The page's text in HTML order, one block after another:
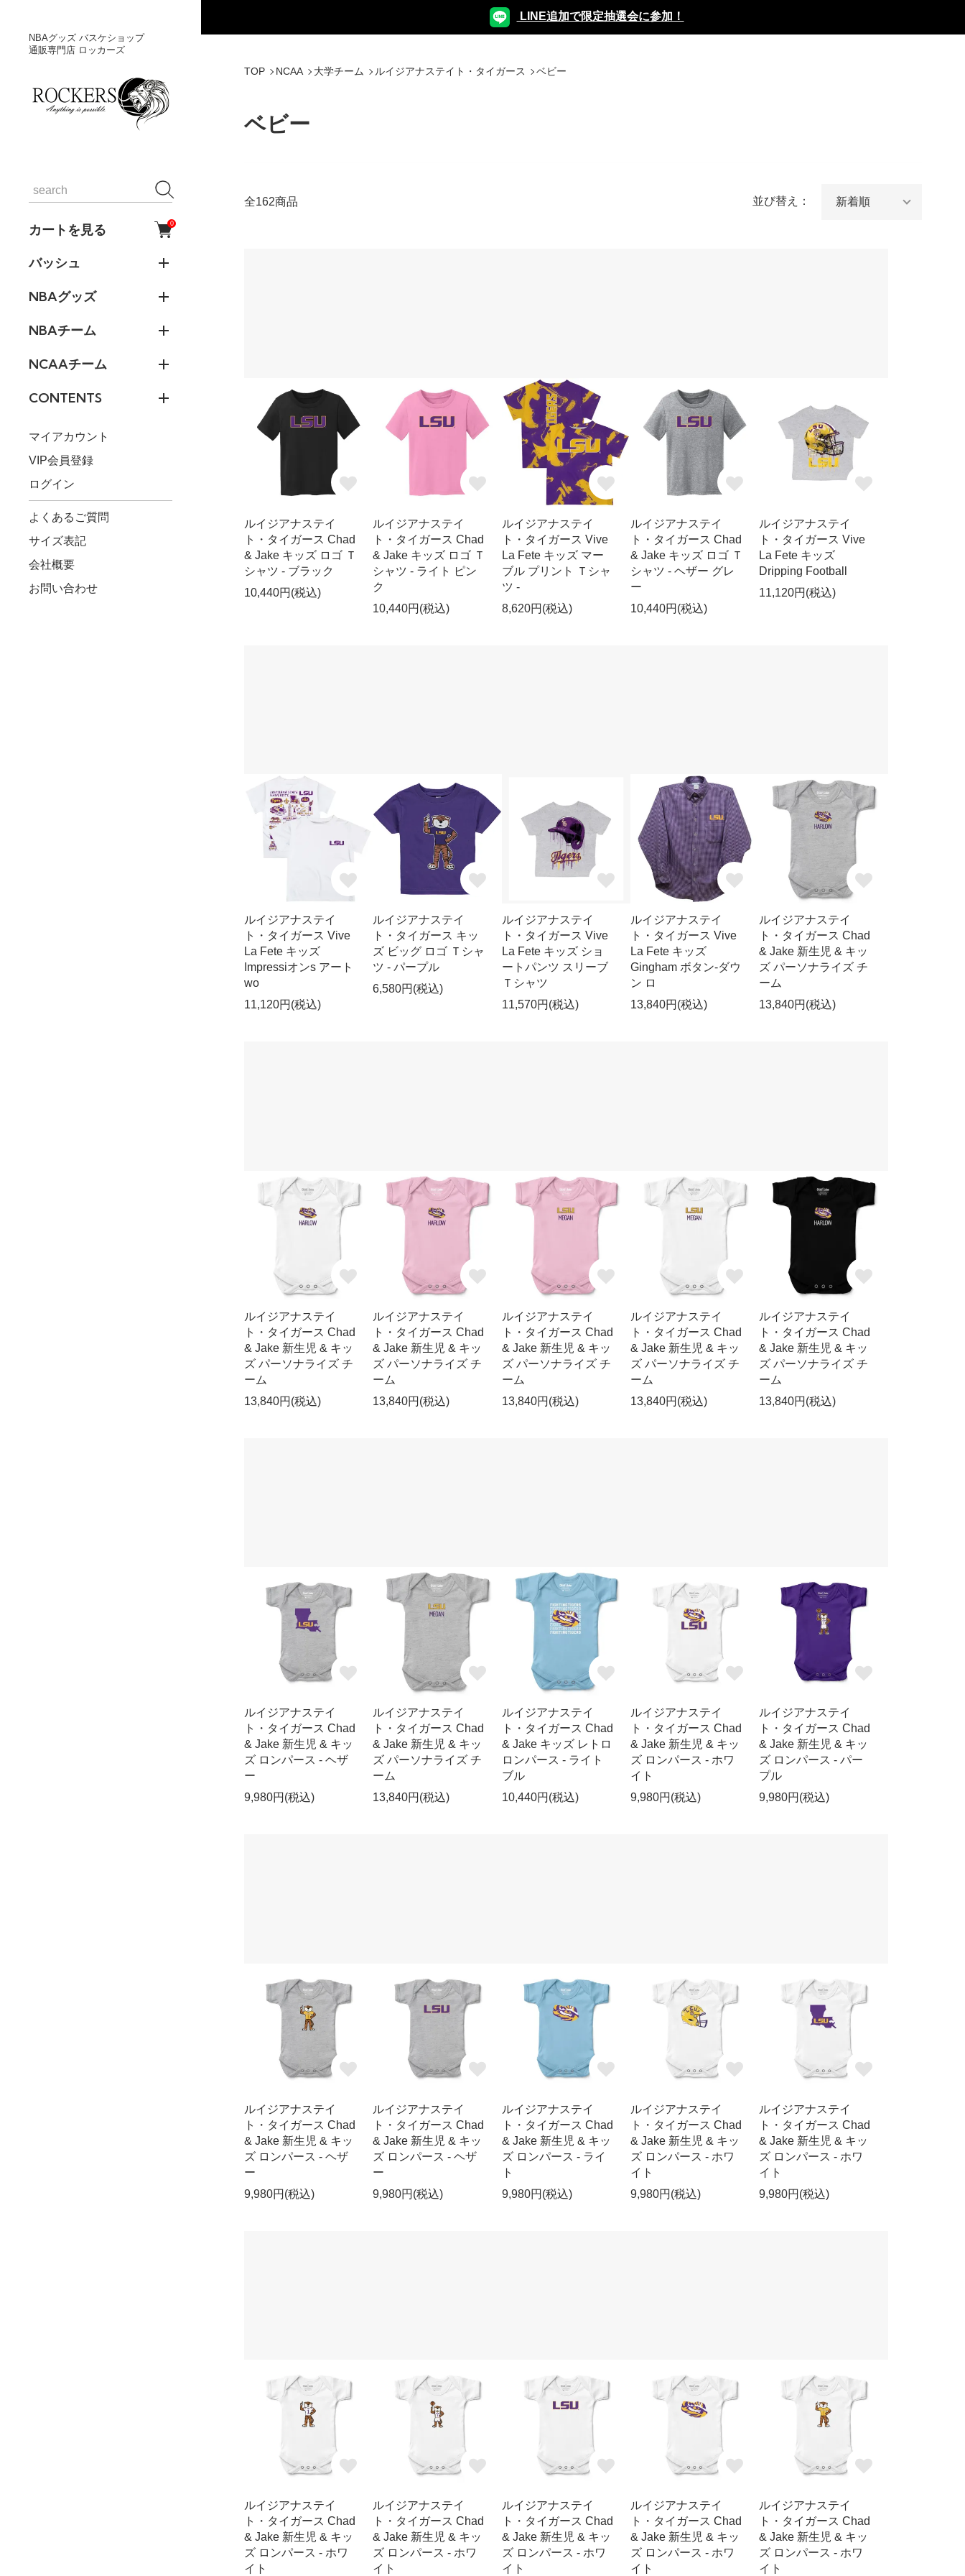
NBAグッズ バスケショップ
通販専門店 ロッカーズ
カートを見る 0
バッシュ
NBAグッズ
NBAチーム
NCAAチーム
CONTENTS
マイアカウント
VIP会員登録
ログイン
よくあるご質問
サイズ表記
会社概要
お問い合わせ
LINE追加で限定抽選会に参加！
TOP NCAA 大学チーム ルイジアナステイト・タイガース ベビー
ベビー
全162商品 並び替え：
ルイジアナステイ
ト・タイガース Chad
& Jake キッズ ロゴ Ｔ
シャツ - ブラック
10,440円(税込)
ルイジアナステイ
ト・タイガース Chad
& Jake キッズ ロゴ Ｔ
シャツ - ライト ピン
ク
10,440円(税込)
ルイジアナステイ
ト・タイガース Vive
La Fete キッズ マー
ブル プリント Ｔシャ
ツ -
8,620円(税込)
ルイジアナステイ
ト・タイガース Chad
& Jake キッズ ロゴ Ｔ
シャツ - ヘザー グレ
ー
10,440円(税込)
ルイジアナステイ
ト・タイガース Vive
La Fete キッズ
Dripping Football
11,120円(税込)
ルイジアナステイ
ト・タイガース Vive
La Fete キッズ
Impressiオンs アート
wo
11,120円(税込)
ルイジアナステイ
ト・タイガース キッ
ズ ビッグ ロゴ Ｔシャ
ツ - パープル
6,580円(税込)
ルイジアナステイ
ト・タイガース Vive
La Fete キッズ ショ
ートパンツ スリーブ
Ｔシャツ
11,570円(税込)
ルイジアナステイ
ト・タイガース Vive
La Fete キッズ
Gingham ボタン-ダウ
ン ロ
13,840円(税込)
ルイジアナステイ
ト・タイガース Chad
& Jake 新生児 & キッ
ズ パーソナライズ チ
ーム
13,840円(税込)
ルイジアナステイ
ト・タイガース Chad
& Jake 新生児 & キッ
ズ パーソナライズ チ
ーム
13,840円(税込)
ルイジアナステイ
ト・タイガース Chad
& Jake 新生児 & キッ
ズ パーソナライズ チ
ーム
13,840円(税込)
ルイジアナステイ
ト・タイガース Chad
& Jake 新生児 & キッ
ズ パーソナライズ チ
ーム
13,840円(税込)
ルイジアナステイ
ト・タイガース Chad
& Jake 新生児 & キッ
ズ パーソナライズ チ
ーム
13,840円(税込)
ルイジアナステイ
ト・タイガース Chad
& Jake 新生児 & キッ
ズ パーソナライズ チ
ーム
13,840円(税込)
ルイジアナステイ
ト・タイガース Chad
& Jake 新生児 & キッ
ズ ロンパース - ヘザ
ー
9,980円(税込)
ルイジアナステイ
ト・タイガース Chad
& Jake 新生児 & キッ
ズ パーソナライズ チ
ーム
13,840円(税込)
ルイジアナステイ
ト・タイガース Chad
& Jake キッズ レトロ
ロンパース - ライト
ブル
10,440円(税込)
ルイジアナステイ
ト・タイガース Chad
& Jake 新生児 & キッ
ズ ロンパース - ホワ
イト
9,980円(税込)
ルイジアナステイ
ト・タイガース Chad
& Jake 新生児 & キッ
ズ ロンパース - パー
プル
9,980円(税込)
ルイジアナステイ
ト・タイガース Chad
& Jake 新生児 & キッ
ズ ロンパース - ヘザ
ー
9,980円(税込)
ルイジアナステイ
ト・タイガース Chad
& Jake 新生児 & キッ
ズ ロンパース - ヘザ
ー
9,980円(税込)
ルイジアナステイ
ト・タイガース Chad
& Jake 新生児 & キッ
ズ ロンパース - ライ
ト
9,980円(税込)
ルイジアナステイ
ト・タイガース Chad
& Jake 新生児 & キッ
ズ ロンパース - ホワ
イト
9,980円(税込)
ルイジアナステイ
ト・タイガース Chad
& Jake 新生児 & キッ
ズ ロンパース - ホワ
イト
9,980円(税込)
ルイジアナステイ
ト・タイガース Chad
& Jake 新生児 & キッ
ズ ロンパース - ホワ
イト
ルイジアナステイ
ト・タイガース Chad
& Jake 新生児 & キッ
ズ ロンパース - ホワ
イト
ルイジアナステイ
ト・タイガース Chad
& Jake 新生児 & キッ
ズ ロンパース - ホワ
イト
ルイジアナステイ
ト・タイガース Chad
& Jake 新生児 & キッ
ズ ロンパース - ホワ
イト
ルイジアナステイ
ト・タイガース Chad
& Jake 新生児 & キッ
ズ ロンパース - ホワ
イト